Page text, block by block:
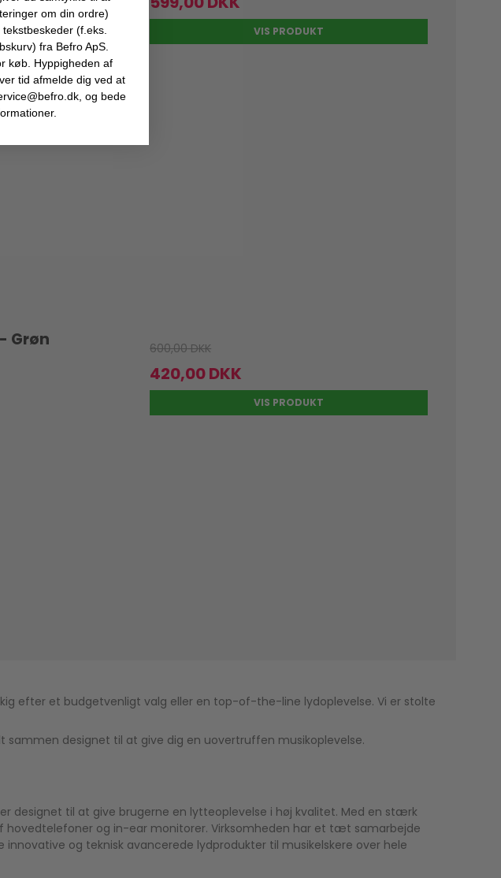
VIS PRODUKT
Grøn 600,00 DKK
420,00 DKK
VIS PRODUKT
efter et budgetvenligt valg eller en top-of-the-line lydoplevelse. Vi er stolte
designet til at give dig en uovertruffen musikoplevelse.
designet til at give brugerne en lytteoplevelse i høj kvalitet. Med en stærk
og in-ear monitorer. Virksomheden har et tæt samarbejde
og teknisk avancerede lydprodukter til musikelskere over hele
om din ordre)
(f.eks.
fra Befro ApS.
køb. Hyppigheden af
tid afmelde dig ved at
og bede